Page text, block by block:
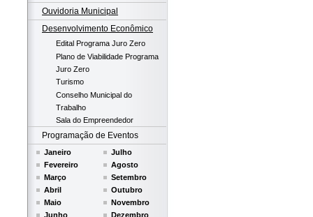
Ouvidoria Municipal
Desenvolvimento Econômico
Edital Programa Juro Zero
Plano de Viabilidade Programa
Juro Zero
Turismo
Conselho Municipal do
Trabalho
Sala do Empreendedor
Programação de Eventos
Janeiro
Fevereiro
Março
Abril
Maio
Junho
Julho
Agosto
Setembro
Outubro
Novembro
Dezembro